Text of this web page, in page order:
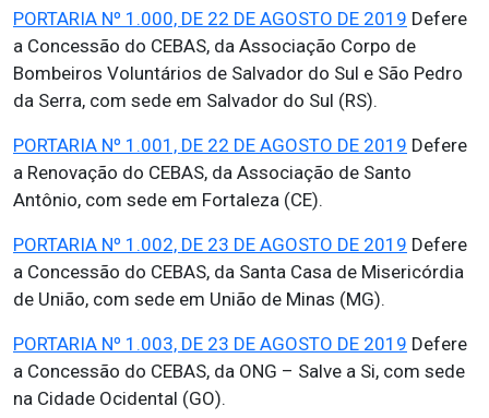
PORTARIA Nº 1.000, DE 22 DE AGOSTO DE 2019 Defere
a Concessão do CEBAS, da Associação Corpo de
Bombeiros Voluntários de Salvador do Sul e São Pedro
da Serra, com sede em Salvador do Sul (RS).
PORTARIA Nº 1.001, DE 22 DE AGOSTO DE 2019 Defere
a Renovação do CEBAS, da Associação de Santo
Antônio, com sede em Fortaleza (CE).
PORTARIA Nº 1.002, DE 23 DE AGOSTO DE 2019 Defere
a Concessão do CEBAS, da Santa Casa de Misericórdia
de União, com sede em União de Minas (MG).
PORTARIA Nº 1.003, DE 23 DE AGOSTO DE 2019 Defere
a Concessão do CEBAS, da ONG – Salve a Si, com sede
na Cidade Ocidental (GO).